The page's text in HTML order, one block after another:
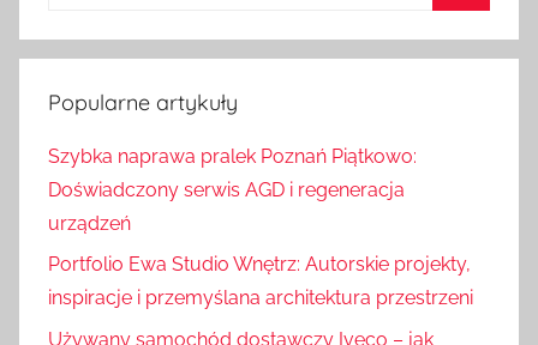
u
a
z
Popularne artykuły
Szybka naprawa pralek Poznań Piątkowo:
Doświadczony serwis AGD i regeneracja
urządzeń
Portfolio Ewa Studio Wnętrz: Autorskie projekty,
inspiracje i przemyślana architektura przestrzeni
Używany samochód dostawczy Iveco – jak